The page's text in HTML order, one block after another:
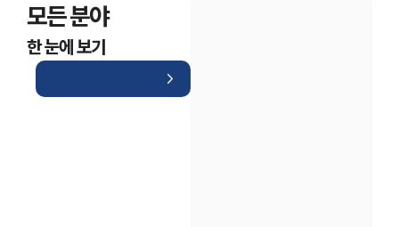
모든 분야
한 눈에 보기